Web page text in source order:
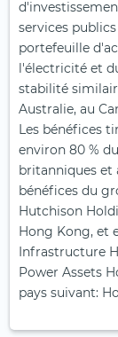
services
portefeuille
l'électricité et
stabilité
Australie, au
Les bénéfices
environ 80 %
britanniques et
bénéfices du
Hutchison
Hong Kong, et
Infrastructure
Power Assets
pays suivant: